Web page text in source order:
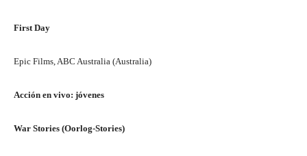
First Day
Epic Films, ABC Australia (Australia)
Acción en vivo: jóvenes
War Stories (Oorlog-Stories)